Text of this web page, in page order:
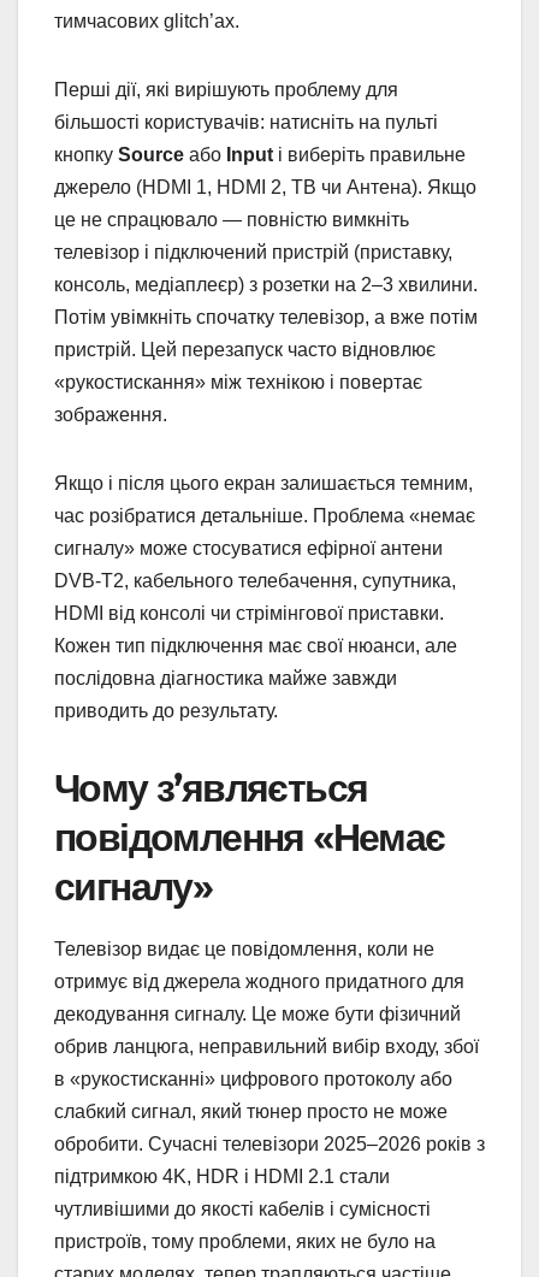
тимчасових glitch’ах.
Перші дії, які вирішують проблему для
більшості користувачів: натисніть на пульті
кнопку Source або Input і виберіть правильне
джерело (HDMI 1, HDMI 2, ТВ чи Антена). Якщо
це не спрацювало — повністю вимкніть
телевізор і підключений пристрій (приставку,
консоль, медіаплеєр) з розетки на 2–3 хвилини.
Потім увімкніть спочатку телевізор, а вже потім
пристрій. Цей перезапуск часто відновлює
«рукостискання» між технікою і повертає
зображення.
Якщо і після цього екран залишається темним,
час розібратися детальніше. Проблема «немає
сигналу» може стосуватися ефірної антени
DVB-T2, кабельного телебачення, супутника,
HDMI від консолі чи стрімінгової приставки.
Кожен тип підключення має свої нюанси, але
послідовна діагностика майже завжди
приводить до результату.
Чому з’являється
повідомлення «Немає
сигналу»
Телевізор видає це повідомлення, коли не
отримує від джерела жодного придатного для
декодування сигналу. Це може бути фізичний
обрив ланцюга, неправильний вибір входу, збої
в «рукостисканні» цифрового протоколу або
слабкий сигнал, який тюнер просто не може
обробити. Сучасні телевізори 2025–2026 років з
підтримкою 4K, HDR і HDMI 2.1 стали
чутливішими до якості кабелів і сумісності
пристроїв, тому проблеми, яких не було на